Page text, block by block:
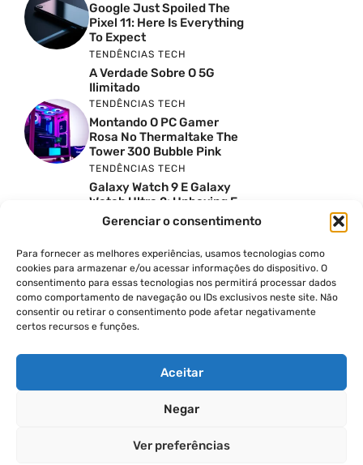
Gerenciar o consentimento
Para fornecer as melhores experiências, usamos tecnologias como
cookies para armazenar e/ou acessar informações do dispositivo. O
consentimento para essas tecnologias nos permitirá processar dados
como comportamento de navegação ou IDs exclusivos neste site. Não
consentir ou retirar o consentimento pode afetar negativamente
certos recursos e funções.
Aceitar
Negar
Ver preferências
Google Just Spoiled The
Pixel 11: Here Is Everything
To Expect
TENDÊNCIAS TECH
A Verdade Sobre O 5G
Ilimitado
TENDÊNCIAS TECH
Montando O PC Gamer
Rosa No Thermaltake The
Tower 300 Bubble Pink
TENDÊNCIAS TECH
Galaxy Watch 9 E Galaxy
Watch Ultra 2: Unboxing E
Preço No Brasil
Reviews Do YouTube Sao
Confiaveis? A Verdade Nao
E Tao Simples
TENDÊNCIAS TECH
Por Que Eu Deveria
Escolher Um Notebook
POLÍTICA DE PRIVACIDADE